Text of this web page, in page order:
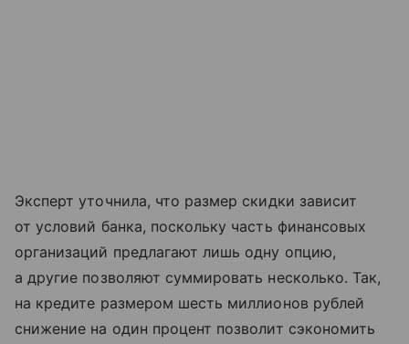
Эксперт уточнила, что размер скидки зависит
от условий банка, поскольку часть финансовых
организаций предлагают лишь одну опцию,
а другие позволяют суммировать несколько. Так,
на кредите размером шесть миллионов рублей
снижение на один процент позволит сэкономить